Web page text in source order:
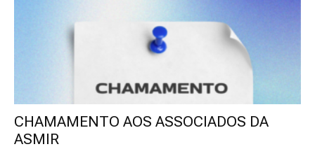
CHAMAMENTO AOS ASSOCIADOS DA
ASMIR